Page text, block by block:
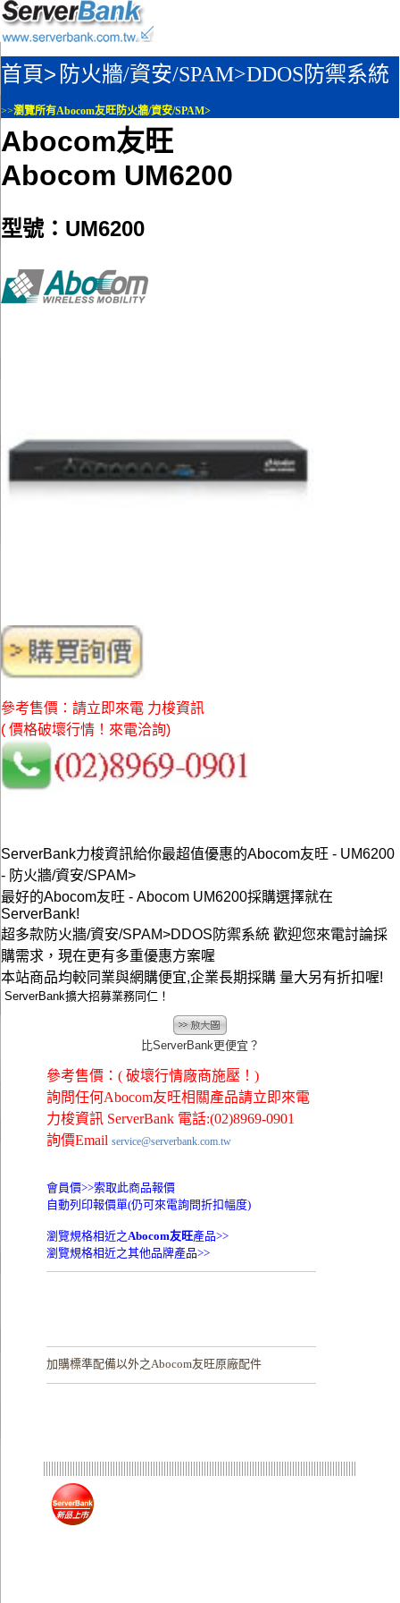
首頁> 防火牆/資安/SPAM>DDOS防禦系統
>>瀏覽所有Abocom友旺防火牆/資安/SPAM>
Abocom友旺
Abocom UM6200
型號：UM6200
參考售價：請立即來電 力梭資訊
( 價格破壞行情！來電洽詢)
ServerBank力梭資訊給你最超值優惠的Abocom友旺 - UM6200
- 防火牆/資安/SPAM>
最好的Abocom友旺 - Abocom UM6200採購選擇就在
ServerBank!
超多款防火牆/資安/SPAM>DDOS防禦系統 歡迎您來電討論採
購需求，現在更有多重優惠方案喔
本站商品均較同業與網購便宜,企業長期採購 量大另有折扣喔!
ServerBank擴大招募業務同仁！
比ServerBank更便宜？
參考售價：( 破壞行情廠商施壓！)
詢問任何Abocom友旺相關產品請立即來電
力梭資訊 ServerBank 電話:(02)8969-0901
詢價Email service@serverbank.com.tw
會員價>>索取此商品報價
自動列印報價單(仍可來電詢問折扣幅度)
瀏覽規格相近之Abocom友旺產品>>
瀏覽規格相近之其他品牌產品>>
加購標準配備以外之Abocom友旺原廠配件